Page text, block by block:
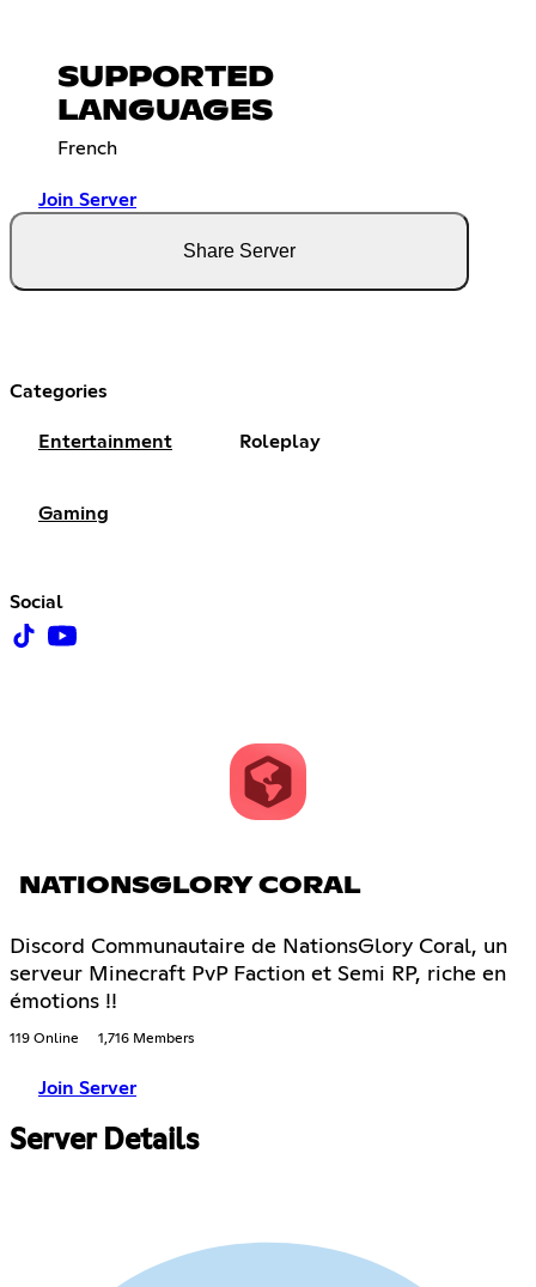
SUPPORTED
LANGUAGES
French
Join Server
Share Server
Categories
Entertainment Roleplay
Gaming
Social
NATIONSGLORY CORAL
Discord Communautaire de NationsGlory Coral, un
serveur Minecraft PvP Faction et Semi RP, riche en
émotions !!
119 Online 1,716 Members
Join Server
Server Details